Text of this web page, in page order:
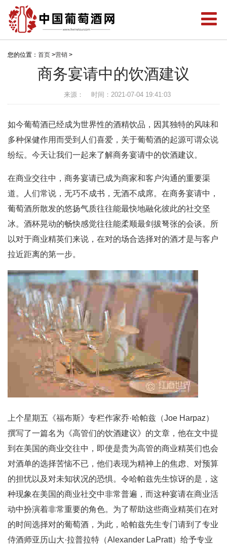
您的位置： 首页 >营销 >
商务宴请中的饮酒建议
来源： 时间：2021-07-04 19:41:03
如今葡萄酒已经成为世界性的酒精饮品，因其独特的风味和
多种保健作用而受到人们喜爱，关于葡萄酒的起源可谓众说
纷纭。今天让我们一起来了解商务宴请中的饮酒建议。
在商业交往中，商务宴请已成为商家和客户沟通的重要渠
道。人们常说，无巧不成书，无酒不成席。在商务宴请中，
葡萄酒所散发的悠扬气质往往能最快地融化彼此的社交坚
冰。酒杯晃动的畅快感觉往往能柔顺最剑拔弩张的会谈。所
以对于商业精英们来说，在对的场合选择对的酒才是与客户
拉近距离的第一步。
上个星期五《福布斯》专栏作家乔·哈帕兹（Joe Harpaz）
撰写了一篇名为《高管们的饮酒建议》的文章，他在文中提
到在美国的商业交往中，即使是贵为高管的商业精英们也会
对酒单的选择苦恼不已，他们表现为精神上的焦虑、对预算
的担忧以及对未知状况的恐惧。令哈帕兹先生惊讶的是，这
种现象在美国的商业社交中非常普遍，而这种宴请在商业活
动中扮演着非常重要的角色。为了帮助这些商业精英们在对
的时间选择对的葡萄酒，为此，哈帕兹先生专门请到了专业
侍酒师亚历山大·拉普拉特（Alexander LaPratt）给予专业